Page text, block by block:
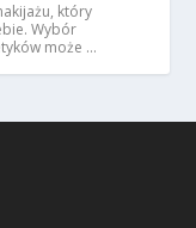
który
Wybór
może …